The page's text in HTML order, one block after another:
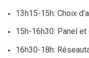
13h15-15h: Choix
15h-16h30: Panel et
16h30-18h: